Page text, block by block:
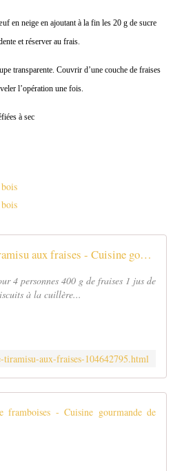
en neige en ajoutant à la fin les 20 g de sucre
et réserver au frais.
transparente. Couvrir d’une couche de fraises
l’opération une fois.
à sec
Tiramisu aux fraises - Cuisine gourmande de Carmencita
4 personnes 400 g de fraises 1 jus de
à la cuillère...
aux-fraises-104642795.html